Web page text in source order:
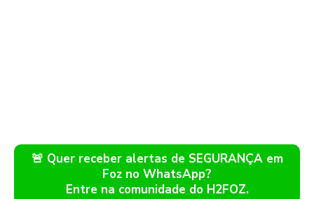
🚨 Quer receber alertas de SEGURANÇA em
Foz no WhatsApp?
Entre na comunidade do H2FOZ.